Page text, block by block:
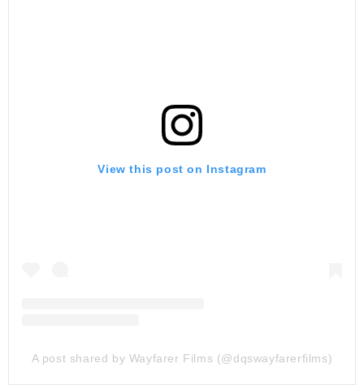
View this post on Instagram
A post shared by Wayfarer Films (@dqswayfarerfilms)